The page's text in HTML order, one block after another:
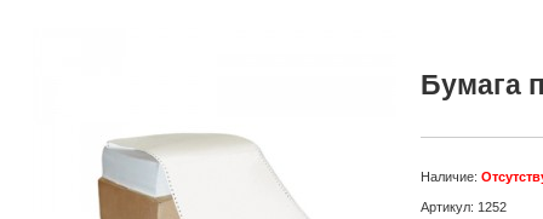
Бумага
Наличие:
Артикул: 1252